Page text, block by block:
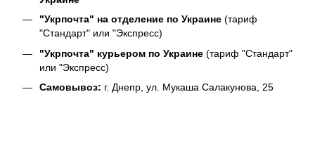
"Укрпочта" на отделение по Украине (тариф
"Стандарт" или "Экспресс)
"Укрпочта" курьером по Украине (тариф "Стандарт"
или "Экспресс)
Самовывоз: г. Днепр, ул. Мукаша Салакунова, 25